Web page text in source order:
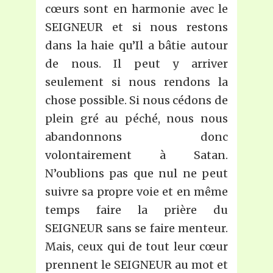
cœurs sont en harmonie avec le
SEIGNEUR et si nous restons
dans la haie qu’Il a bâtie autour
de nous. Il peut y arriver
seulement si nous rendons la
chose possible. Si nous cédons de
plein gré au péché, nous nous
abandonnons donc
volontairement à Satan.
N’oublions pas que nul ne peut
suivre sa propre voie et en même
temps faire la prière du
SEIGNEUR sans se faire menteur.
Mais, ceux qui de tout leur cœur
prennent le SEIGNEUR au mot et